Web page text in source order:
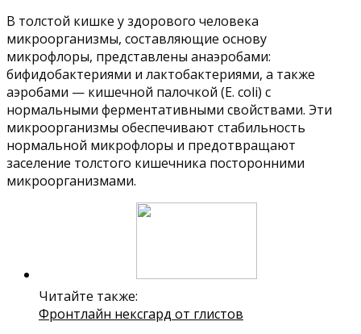
В толстой кишке у здорового человека
микроорганизмы, составляющие основу
микрофлоры, представлены анаэробами:
бифидобактериями и лактобактериями, а также
аэробами — кишечной палочкой (E. coli) с
нормальными ферментативными свойствами. Эти
микроорганизмы обеспечивают стабильность
нормальной микрофлоры и предотвращают
заселение толстого кишечника посторонними
микроорганизмами.
Читайте также:
Фронтлайн нексгард от глистов